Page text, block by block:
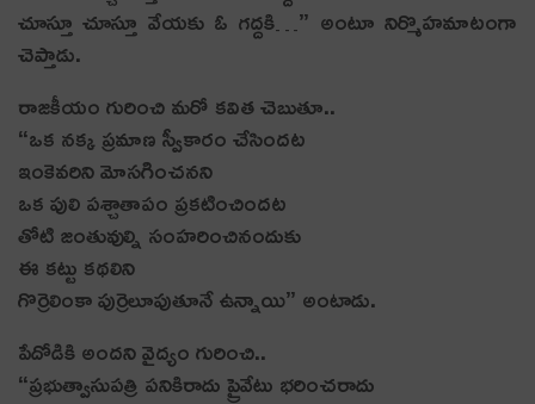
చూస్తూ చూస్తూ వేయకు ఓ గద్దకి…” అంటూ నిర్మొహమాటంగా
చెప్తాడు.
రాజకీయం గురించి మ‌రో క‌విత చెబుతూ..
“ఒక నక్క ప్రమాణ స్వీకారం చేసిందట
ఇంకెవరిని మోసగించనని
ఒక పులి పశ్చాతాపం ప్రకటించిందట
తోటి జంతువుల్ని సంహరించినందుకు
ఈ కట్టు కథలిని
గొర్రెలింకా పుర్రెలూపుతూనే ఉన్నాయి” అంటాడు.
పేదోడికి అంద‌ని వైద్యం గురించి..
“ప్రభుత్వాసుపత్రి పనికిరాదు ప్రైవేటు భరించరాదు